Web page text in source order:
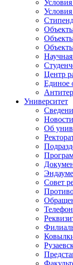
Центр
Единое
Университет
Об
Совет